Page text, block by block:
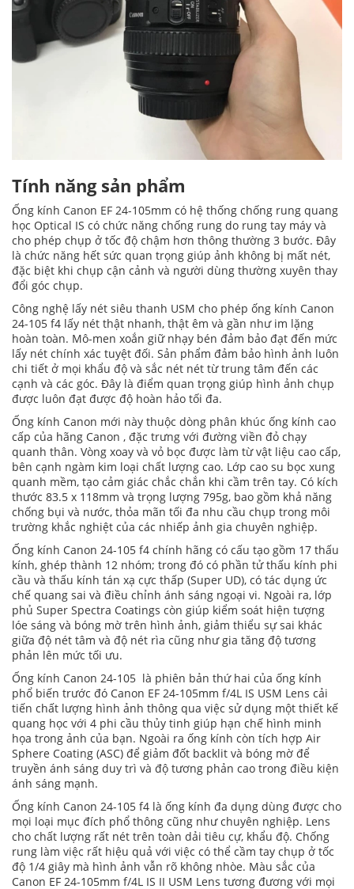
Tính năng sản phẩm
Ống kính Canon EF 24-105mm có hệ thống chống rung quang
học Optical IS có chức năng chống rung do rung tay máy và
cho phép chụp ở tốc độ chậm hơn thông thường 3 bước. Đây
là chức năng hết sức quan trọng giúp ảnh không bị mất nét,
đặc biệt khi chụp cận cảnh và người dùng thường xuyên thay
đổi góc chụp.
Công nghệ lấy nét siêu thanh USM cho phép ống kính Canon
24-105 f4 lấy nét thật nhanh, thật êm và gần như im lặng
hoàn toàn. Mô-men xoắn giữ nhạy bén đảm bảo đạt đến mức
lấy nét chính xác tuyệt đối. Sản phẩm đảm bảo hình ảnh luôn
chi tiết ở mọi khẩu độ và sắc nét nét từ trung tâm đến các
cạnh và các góc. Đây là điểm quan trọng giúp hình ảnh chụp
được luôn đạt được độ hoàn hảo tối đa.
Ống kính Canon mới này thuộc dòng phân khúc ống kính cao
cấp của hãng Canon , đặc trưng với đường viền đỏ chạy
quanh thân. Vòng xoay và vỏ bọc được làm từ vật liệu cao cấp,
bên cạnh ngàm kim loại chất lượng cao. Lớp cao su bọc xung
quanh mềm, tạo cảm giác chắc chắn khi cầm trên tay. Có kích
thước 83.5 x 118mm và trọng lượng 795g, bao gồm khả năng
chống bụi và nước, thỏa mãn tối đa nhu cầu chụp trong môi
trường khắc nghiệt của các nhiếp ảnh gia chuyên nghiệp.
Ống kính Canon 24-105 f4 chính hãng có cấu tạo gồm 17 thấu
kính, ghép thành 12 nhóm; trong đó có phần tử thấu kính phi
cầu và thấu kính tán xạ cực thấp (Super UD), có tác dụng ức
chế quang sai và điều chỉnh ánh sáng ngoại vi. Ngoài ra, lớp
phủ Super Spectra Coatings còn giúp kiểm soát hiện tượng
lóe sáng và bóng mờ trên hình ảnh, giảm thiểu sự sai khác
giữa độ nét tâm và độ nét rìa cũng như gia tăng độ tương
phản lên mức tối ưu.
Ống kính Canon 24-105 là phiên bản thứ hai của ống kính
phổ biến trước đó Canon EF 24-105mm f/4L IS USM Lens cải
tiến chất lượng hình ảnh thông qua việc sử dụng một thiết kế
quang học với 4 phi cầu thủy tinh giúp hạn chế hình minh
họa trong ảnh của bạn. Ngoài ra ống kính còn tích hợp Air
Sphere Coating (ASC) để giảm đốt backlit và bóng mờ để
truyền ánh sáng duy trì và độ tương phản cao trong điều kiện
ánh sáng mạnh.
Ống kính Canon 24-105 f4 là ống kính đa dụng dùng được cho
mọi loại mục đích phổ thông cũng như chuyên nghiệp. Lens
cho chất lượng rất nét trên toàn dải tiêu cự, khẩu độ. Chống
rung làm việc rất hiệu quả với việc có thể cầm tay chụp ở tốc
độ 1/4 giây mà hình ảnh vẫn rõ không nhòe. Màu sắc của
Canon EF 24-105mm f/4L IS II USM Lens tương đương với mọi